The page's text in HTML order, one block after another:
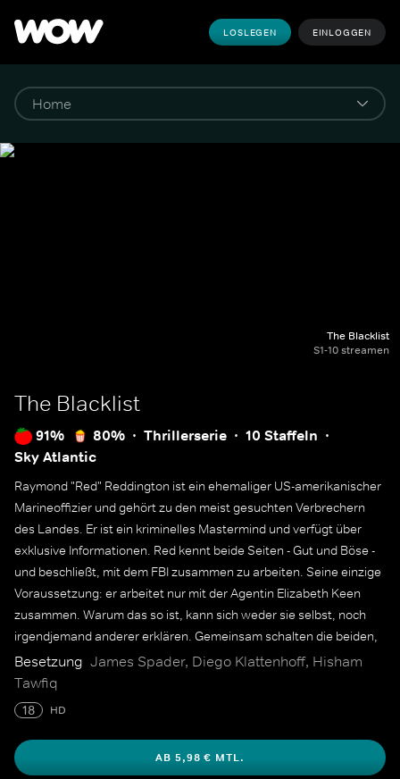
LOSLEGEN EINLOGGEN
The Blacklist
S1-10 streamen
The Blacklist
91% 80% Thrillerserie
10 Staffeln
Sky Atlantic
Raymond "Red" Reddington ist ein ehemaliger US-amerikanischer
Marineoffizier und gehört zu den meist gesuchten Verbrechern
des Landes. Er ist ein kriminelles Mastermind und verfügt über
exklusive Informationen. Red kennt beide Seiten - Gut und Böse -
und beschließt, mit dem FBI zusammen zu arbeiten. Seine einzige
Voraussetzung: er arbeitet nur mit der Agentin Elizabeth Keen
zusammen. Warum das so ist, kann sich weder sie selbst, noch
irgendjemand anderer erklären. Gemeinsam schalten die beiden,
der persönlichen "Blacklist" Reds entsprechend, einen Terroristen
nach dem anderen aus.
Besetzung James Spader, Diego Klattenhoff, Hisham
Tawfiq
18 HD
AB 5,98 € MTL.